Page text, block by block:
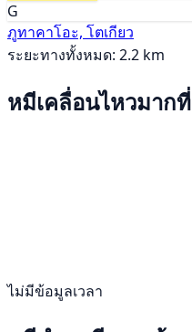
G
ภูทาคาโอะ, โตเกียว
ระยะทางทั้งหมด: 2.2 km
หมีเคลื่อนไหวมาก
ไม่มีข้อมูลเวลา